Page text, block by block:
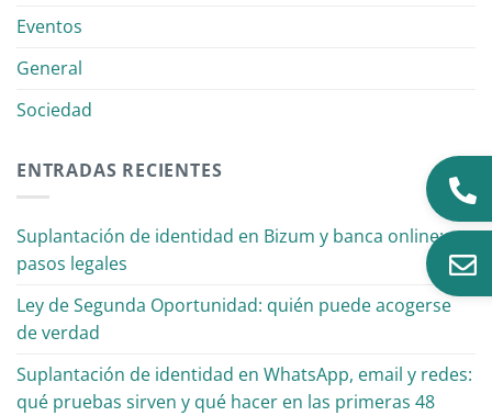
Eventos
General
Sociedad
ENTRADAS RECIENTES
Suplantación de identidad en Bizum y banca online:
pasos legales
Ley de Segunda Oportunidad: quién puede acogerse
de verdad
Suplantación de identidad en WhatsApp, email y redes:
qué pruebas sirven y qué hacer en las primeras 48